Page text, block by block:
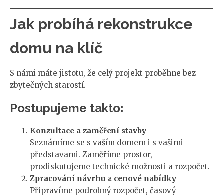
Jak probíhá rekonstrukce
domu na klíč
S námi máte jistotu, že celý projekt proběhne bez
zbytečných starostí.
Postupujeme takto:
Konzultace a zaměření stavby
Seznámíme se s vaším domem i s vašimi
představami. Zaměříme prostor,
prodiskutujeme technické možnosti a rozpočet.
Zpracování návrhu a cenové nabídky
Připravíme podrobný rozpočet, časový